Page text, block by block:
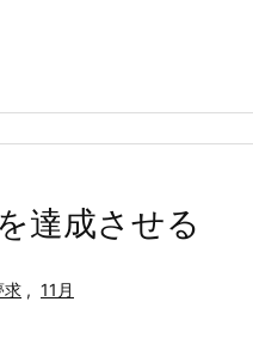
達成させる
求 , 11月